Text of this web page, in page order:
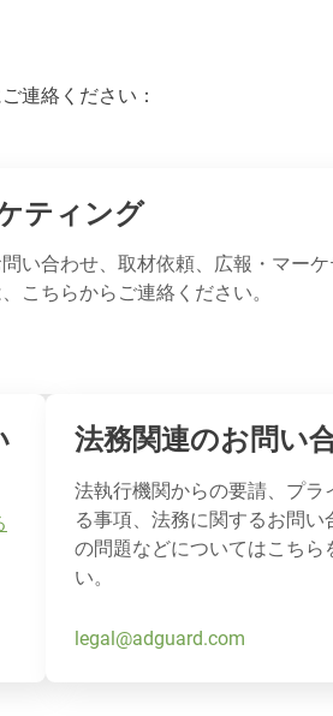
連絡ください：
ティング
い合わせ、取材依頼、広報・マー
こちらからご連絡ください。
法務関連のお問い
法執行機関からの要請、プラ
る事項、法務に関するお問い
の問題などについてはこちら
い。
legal@adguard.com